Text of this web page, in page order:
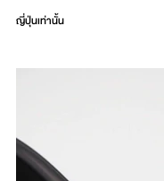
ญี่ปุ่นเท่านั้น